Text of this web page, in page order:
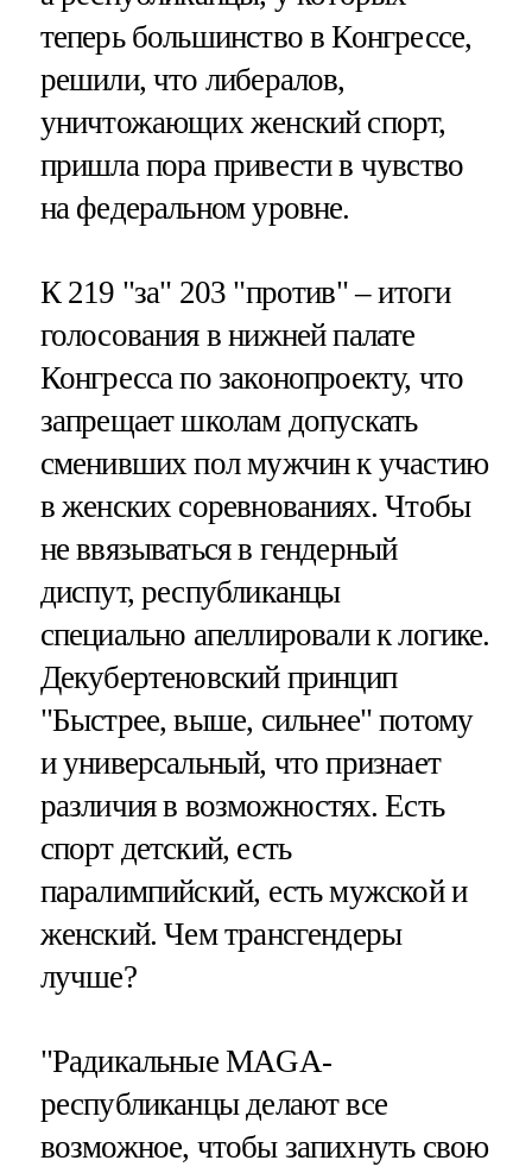
теперь большинство в Конгрессе,
решили, что либералов,
уничтожающих женский спорт,
пришла пора привести в чувство
на федеральном уровне.
К 219 "за" 203 "против" – итоги
голосования в нижней палате
Конгресса по законопроекту, что
запрещает школам допускать
сменивших пол мужчин к участию
в женских соревнованиях. Чтобы
не ввязываться в гендерный
диспут, республиканцы
специально апеллировали к логике.
Декубертеновский принцип
"Быстрее, выше, сильнее" потому
и универсальный, что признает
различия в возможностях. Есть
спорт детский, есть
паралимпийский, есть мужской и
женский. Чем трансгендеры
лучше?
"Радикальные MAGA-
республиканцы делают все
возможное, чтобы запихнуть свою